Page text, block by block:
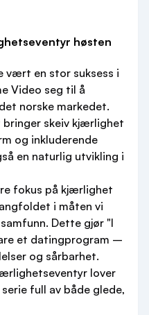
høsten
vært en stor suksess i
Video seg til å
norske markedet.
skeiv kjærlighet
og inkluderende
en naturlig utvikling i
fokus på kjærlighet
i måten vi
Dette gjør "I
et datingprogram –
og sårbarhet.
lover
full av både glede,